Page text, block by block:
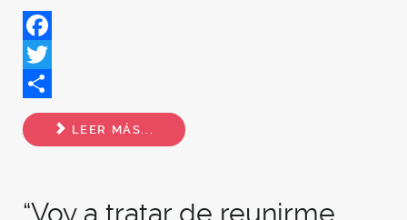
Facebook
Twitter
Share
LEER MÁS...
“Voy a tratar de reunirme